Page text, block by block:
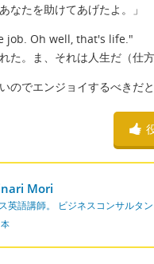
なたを助けてあげたよ。」
job. Oh well, that's life."
た。ま、それは人生だ（仕
のでエンジョイするべきだ
Mori
英語講師。 ビジネスコンサルタン